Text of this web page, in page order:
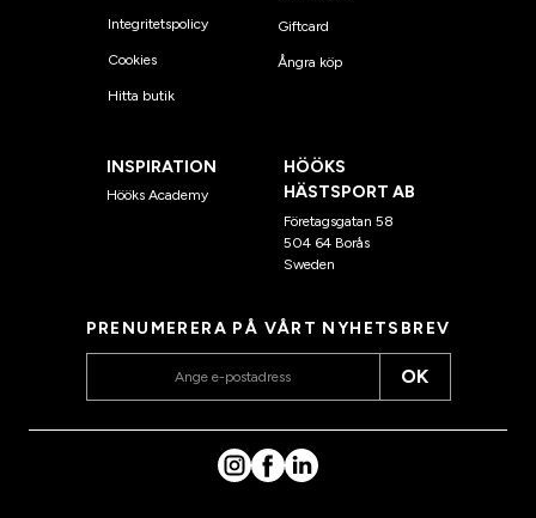
Integritetspolicy
Cookies
Hitta butik
Giftcard
Ångra köp
INSPIRATION
Hööks Academy
HÖÖKS
HÄSTSPORT AB
Företagsgatan 58
504 64 Borås
Sweden
PRENUMERERA PÅ VÅRT NYHETSBREV
OK